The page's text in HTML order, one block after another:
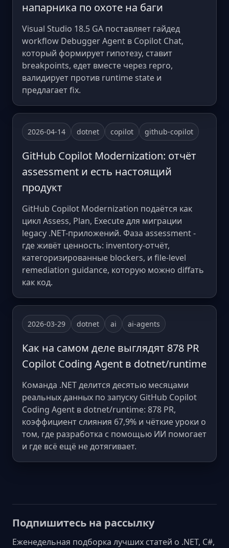
напарника по охоте на баги
Visual Studio 18.5 GA поставляет гайдед
workflow Debugger Agent в Copilot Chat,
который формирует гипотезу, ставит
breakpoints, едет вместе через repro,
валидирует против runtime state и
предлагает fix.
2026-04-14 dotnet copilot github-copilot
GitHub Copilot Modernization: отчёт
assessment и есть настоящий
продукт
GitHub Copilot Modernization подаётся как
цикл Assess, Plan, Execute для миграции
legacy .NET-приложений. Фаза assessment -
где живёт ценность: inventory-отчёт,
категоризированные blockers, и file-level
remediation guidance, которую можно diffать
как код.
2026-03-29 dotnet ai ai-agents
Как на самом деле выглядят 878 PR
Copilot Coding Agent в dotnet/runtime
Команда .NET делится десятью месяцами
реальных данных по запуску GitHub Copilot
Coding Agent в dotnet/runtime: 878 PR,
коэффициент слияния 67,9% и чёткие уроки о
том, где разработка с помощью ИИ помогает
и где всё ещё не дотягивает.
Подпишитесь на рассылку
Еженедельная подборка лучших статей о .NET, C#,